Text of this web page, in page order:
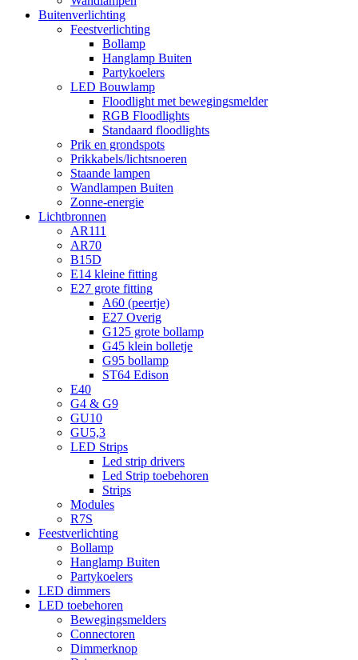
Buitenverlichting
Feestverlichting
Bollamp
Hanglamp Buiten
Partykoelers
LED Bouwlamp
Floodlight met bewegingsmelder
RGB Floodlights
Standaard floodlights
Prik en grondspots
Prikkabels/lichtsnoeren
Staande lampen
Wandlampen Buiten
Zonne-energie
Lichtbronnen
AR111
AR70
B15D
E14 kleine fitting
E27 grote fitting
A60 (peertje)
E27 Overig
G125 grote bollamp
G45 klein bolletje
G95 bollamp
ST64 Edison
E40
G4 & G9
GU10
GU5,3
LED Strips
Led strip drivers
Led Strip toebehoren
Strips
Modules
R7S
Feestverlichting
Bollamp
Hanglamp Buiten
Partykoelers
LED dimmers
LED toebehoren
Bewegingsmelders
Connectoren
Dimmerknop